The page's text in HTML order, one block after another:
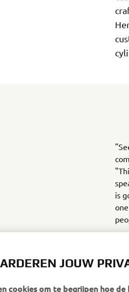
is
JOUW
cookies om te begrijpen hoe